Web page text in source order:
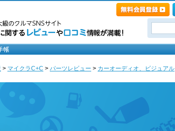
> マイクラC+C > パーツレビュー > カーオーディオ、ビジュアル